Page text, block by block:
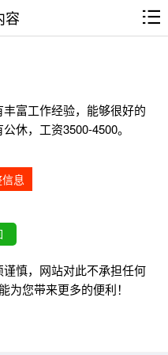
容
富工作经验，能够很好的
休，工资3500-4500。
息
慎，网站对此不承担任何
为您带来更多的便利！